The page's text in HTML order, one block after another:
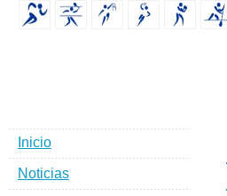
Inicio
Noticias